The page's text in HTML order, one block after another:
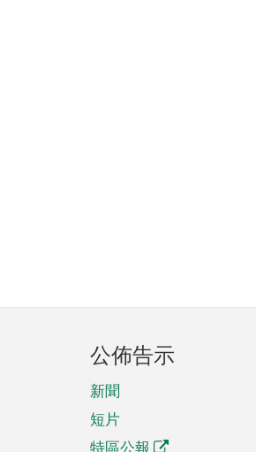
公佈告示
新聞
短片
特區公報